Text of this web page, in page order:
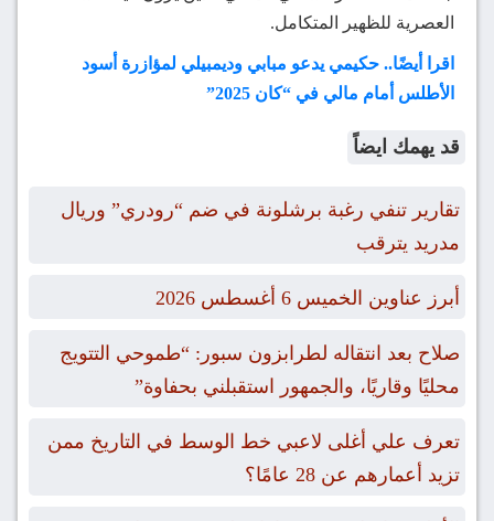
العصرية للظهير المتكامل.
اقرا أيضًا.. حكيمي يدعو مبابي وديمبيلي لمؤازرة أسود
الأطلس أمام مالي في “كان 2025”
قد يهمك ايضاً
تقارير تنفي رغبة برشلونة في ضم “رودري” وريال
مدريد يترقب
أبرز عناوين الخميس 6 أغسطس 2026
صلاح بعد انتقاله لطرابزون سبور: “طموحي التتويج
محليًا وقاريًا، والجمهور استقبلني بحفاوة”
تعرف علي أغلى لاعبي خط الوسط في التاريخ ممن
تزيد أعمارهم عن 28 عامًا؟